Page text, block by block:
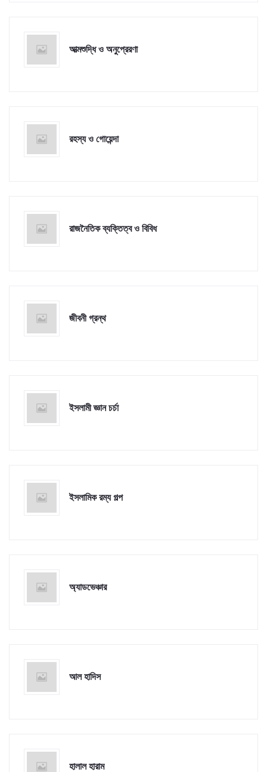
আত্মশুদ্ধি ও অনুপ্রেরণা
রহস্য ও গোয়েন্দা
রাজনৈতিক ব্যক্তিত্ব ও বিবিধ
জীবনী গ্রন্থ
ইসলামী জ্ঞান চর্চা
ইসলামিক রম্য গল্প
অ্যাডভেঞ্চার
আল হাদিস
হালাল হারাম